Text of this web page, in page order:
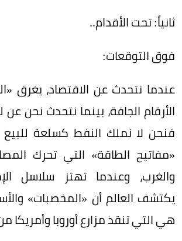
ثانياً: تحت الأقدام..
فوق التوقعات:
عندما نتحدث عن الاقتصاد، يغرق
الأرقام الجافة، بينما نتحدث نحن
فنحن لا نملك النفط كسلعة
«مفاتيح الطاقة» التي تحرك
والغرب، وعندما تهتز سلاسل
يكتشف العالم أن «المخصبات»
هي التي تنقذ مزارع أوروبا وأمريكا